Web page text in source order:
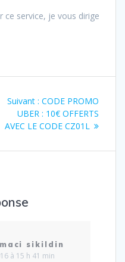
ce service, je vous dirige
Suivant : Article
suivant
:
CODE PROMO
UBER : 10€ OFFERTS
AVEC LE CODE CZ01L
sikildin
à 15 h 41 min